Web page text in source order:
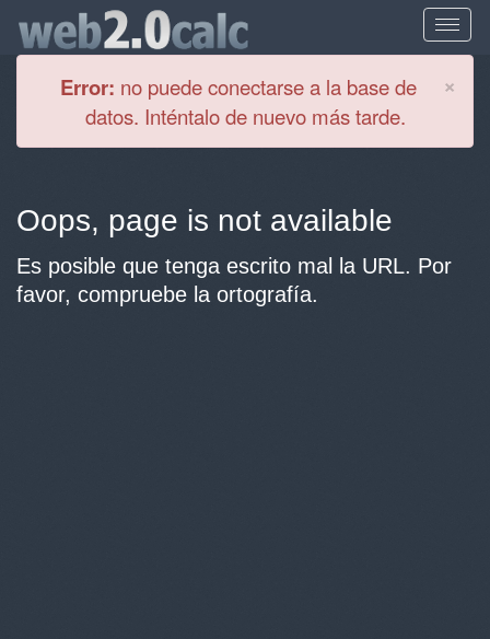
×
Error: no puede conectarse a la base de
datos. Inténtalo de nuevo más tarde.
Oops, page is not available
Es posible que tenga escrito mal la URL. Por
favor, compruebe la ortografía.